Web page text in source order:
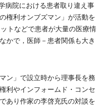
病院における患者取り違え事
権利オンブズマン」が活動を
トなどで患者が大量の医療情
かで，医師－患者関係も大き
ン」で設立時から理事長を務
利やインフォームド・コンセ
あり作家の李啓充氏の対談を